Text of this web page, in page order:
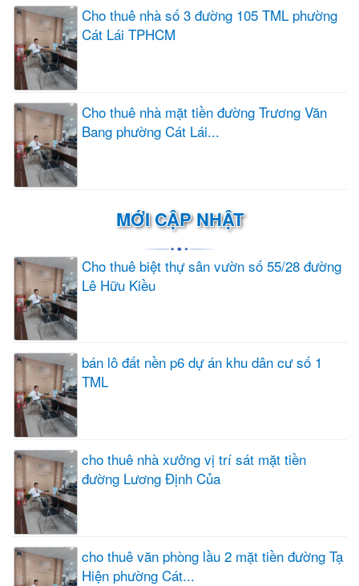
Cho thuê nhà số 3 đường 105 TML phường
Cát Lái TPHCM
Cho thuê nhà mặt tiền đường Trương Văn
Bang phường Cát Lái...
MỚI CẬP NHẬT
Cho thuê biệt thự sân vườn số 55/28 đường
Lê Hữu Kiều
bán lô đất nền p6 dự án khu dân cư số 1
TML
cho thuê nhà xưởng vị trí sát mặt tiền
đường Lương Định Của
cho thuê văn phòng lầu 2 mặt tiền đường Tạ
Hiện phường Cát...